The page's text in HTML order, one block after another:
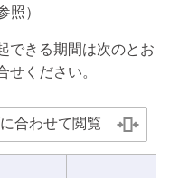
照）
できる期間は次のとお
せください。
合わせて閲覧